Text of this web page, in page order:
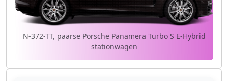
N-372-TT, paarse Porsche Panamera Turbo S E-Hybrid
stationwagen